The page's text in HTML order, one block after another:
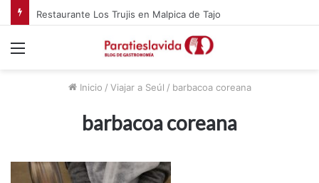
Restaurante Los Trujis en Malpica de Tajo
Inicio / Viajar a Seúl / barbacoa coreana
barbacoa coreana